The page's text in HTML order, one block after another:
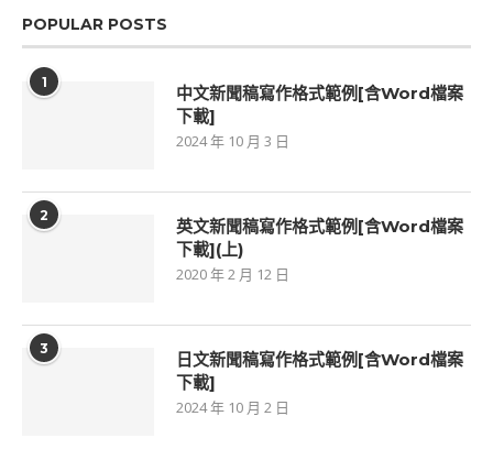
POPULAR POSTS
1
中文新聞稿寫作格式範例[含Word檔案
下載]
2024 年 10 月 3 日
2
英文新聞稿寫作格式範例[含Word檔案
下載](上)
2020 年 2 月 12 日
3
日文新聞稿寫作格式範例[含Word檔案
下載]
2024 年 10 月 2 日